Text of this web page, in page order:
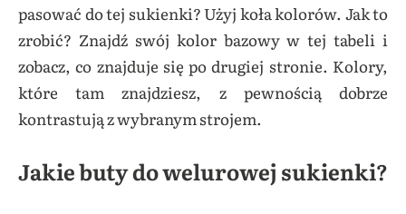
pasować do tej sukienki? Użyj koła kolorów. Jak to
zrobić? Znajdź swój kolor bazowy w tej tabeli i
zobacz, co znajduje się po drugiej stronie. Kolory,
które tam znajdziesz, z pewnością dobrze
kontrastują z wybranym strojem.
Jakie buty do welurowej sukienki?